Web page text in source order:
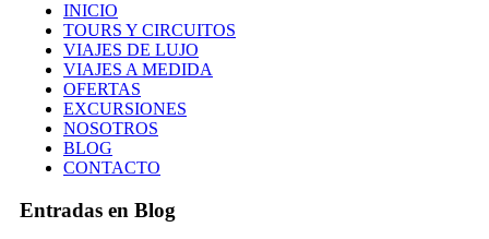
INICIO
TOURS Y CIRCUITOS
VIAJES DE LUJO
VIAJES A MEDIDA
OFERTAS
EXCURSIONES
NOSOTROS
BLOG
CONTACTO
Entradas en Blog